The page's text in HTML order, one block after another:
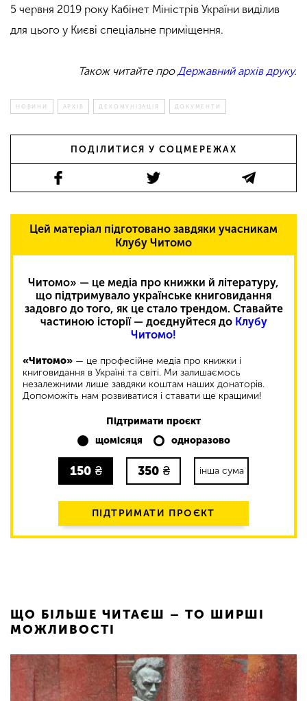
5 червня 2019 року Кабінет Міністрів України виділив
для цього у Києві спеціальне приміщення.
Також читайте проДержавний архів друку.
НОВИНИ АРХІВ ДЕКОМУНІЗАЦІЯ ДОКУМЕНТИ
ПОДІЛИТИСЯ У СОЦМЕРЕЖАХ
Цей матеріал підготовано завдяки учасникам
Клубу Читомо
Читомо» — це медіа про книжки й літературу,
що підтримувало українське книговидання
задовго до того, як це стало трендом. Ставайте
частиною історії — доєднуйтеся до Клубу
Читомо!
«Читомо» — це професійне медіа про книжки і
книговидання в Україні та світі. Ми залишаємось
незалежними лише завдяки коштам наших донаторів.
Допоможіть нам розвиватися і ставати ще кращими!
Підтримати проєкт
щомісяця
одноразово
150 ₴ 350 ₴ інша сума
ПІДТРИМАТИ ПРОЄКТ
ЩО БІЛЬШЕ ЧИТАЄШ – ТО ШИРШІ
МОЖЛИВОСТІ